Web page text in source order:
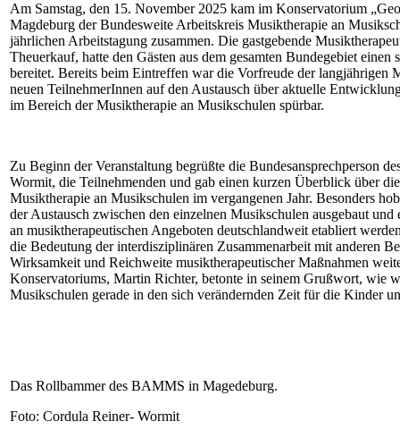
Am Samstag, den 15. November 2025 kam im Konservatorium
Magdeburg der Bundesweite Arbeitskreis Musiktherapie an
jährlichen Arbeitstagung zusammen. Die gastgebende
Theuerkauf, hatte den Gästen aus dem gesamten Bundegebiet einen
bereitet. Bereits beim Eintreffen war die Vorfreude der langjährigen
neuen TeilnehmerInnen auf den Austausch über aktuelle
im Bereich der Musiktherapie an Musikschulen spürbar.
Zu Beginn der Veranstaltung begrüßte die Bundesansprechperson
Wormit, die Teilnehmenden und gab einen kurzen Überblick über
Musiktherapie an Musikschulen im vergangenen Jahr. Besonders
der Austausch zwischen den einzelnen Musikschulen ausgebaut und
an musiktherapeutischen Angeboten deutschlandweit etabliert
die Bedeutung der interdisziplinären Zusammenarbeit mit anderen
Wirksamkeit und Reichweite musiktherapeutischer Maßnahmen
Konservatoriums, Martin Richter, betonte in seinem Grußwort, wie
Musikschulen gerade in den sich verändernden Zeit für die Kinder
Das Rollbammer des BAMMS in Magedeburg.
Foto: Cordula Reiner- Wormit